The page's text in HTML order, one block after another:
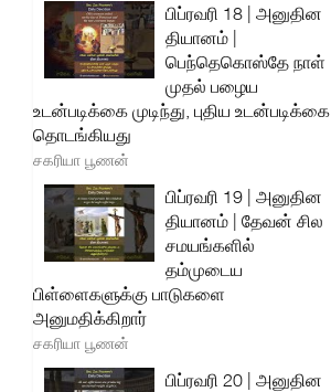
பிப்ரவரி 18 | அனுதின
தியானம் |
பெந்தெகொஸ்தே நாள்
முதல் பழைய
உடன்படிக்கை முடிந்து, புதிய உடன்படிக்கை
தொடங்கியது
சகரியா பூணன்
பிப்ரவரி 19 | அனுதின
தியானம் | தேவன் சில
சமயங்களில்
தம்முடைய
பிள்ளைகளுக்கு பாடுகளை
அனுமதிக்கிறார்
சகரியா பூணன்
பிப்ரவரி 20 | அனுதின